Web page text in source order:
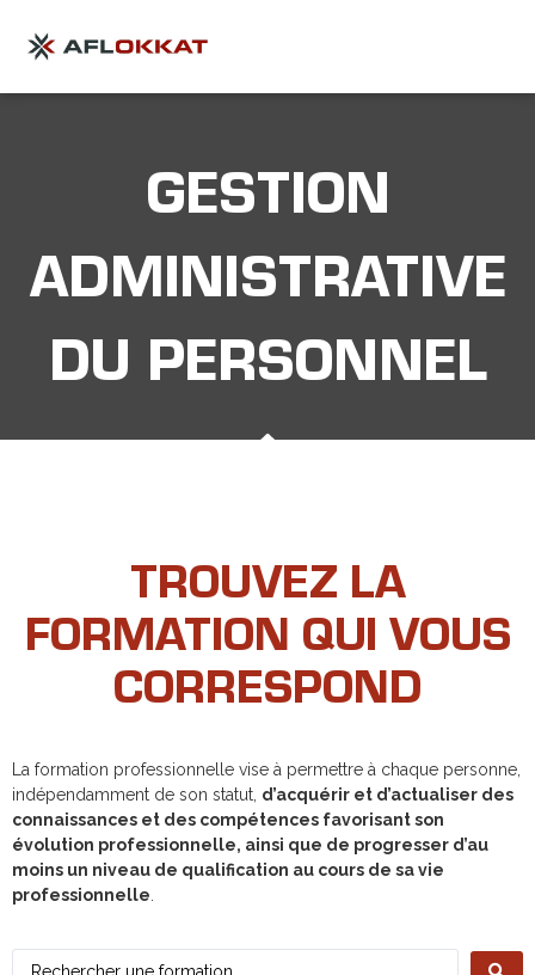
GESTION
ADMINISTRATIVE
DU PERSONNEL
TROUVEZ LA
FORMATION QUI VOUS
CORRESPOND
La formation professionnelle vise à permettre à chaque personne,
indépendamment de son statut, d’acquérir et d’actualiser des
connaissances et des compétences favorisant son
évolution professionnelle, ainsi que de progresser d’au
moins un niveau de qualification au cours de sa vie
professionnelle